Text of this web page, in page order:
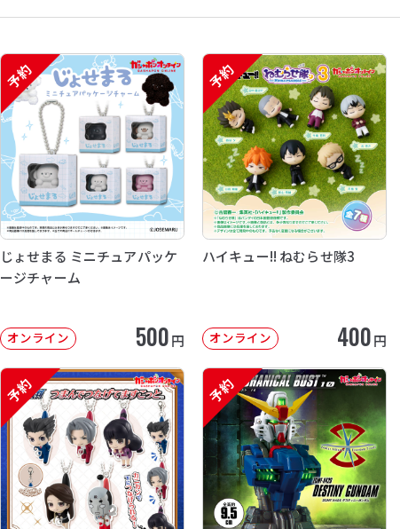
予約
じょせまる ミニチュアパッケ
ージチャーム
オンライン 500円
予約
ハイキュー!! ねむらせ隊3
オンライン 400円
予約 予約